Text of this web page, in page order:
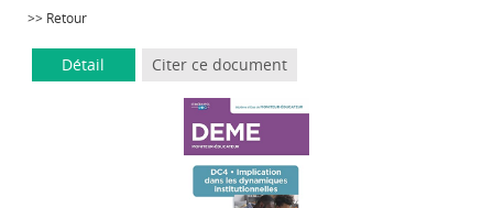
>> Retour
Détail Citer ce document